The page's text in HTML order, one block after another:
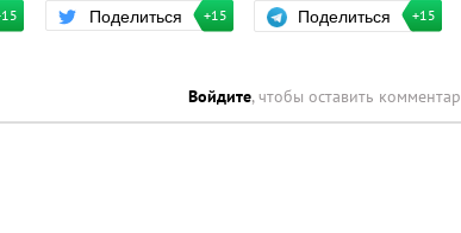
Поделиться +15 Поделиться +15
Войдите, чтобы оставить